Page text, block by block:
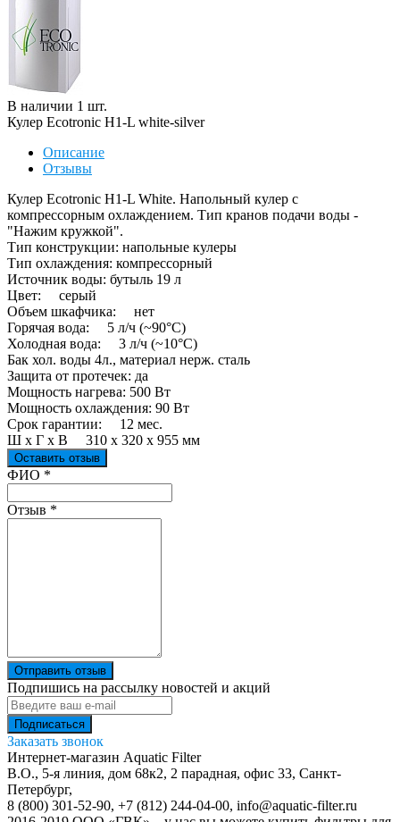
В наличии 1 шт.
Кулер Ecotronic H1-L white-silver
Описание
Отзывы
Кулер Ecotronic H1-L White. Напольный кулер с
компрессорным охлаждением. Тип кранов подачи воды -
"Нажим кружкой".
Тип конструкции: напольные кулеры
Тип охлаждения: компрессорный
Источник воды: бутыль 19 л
Цвет: серый
Объем шкафчика: нет
Горячая вода: 5 л/ч (~90°C)
Холодная вода: 3 л/ч (~10°C)
Бак хол. воды 4л., материал нерж. сталь
Защита от протечек: да
Мощность нагрева: 500 Вт
Мощность охлаждения: 90 Вт
Срок гарантии: 12 мес.
Ш х Г х В 310 х 320 х 955 мм
Оставить отзыв
Ваш отзыв был отправлен!
ФИО *
Отзыв *
Отправить отзыв
Подпишись на рассылку новостей и акций
Заказать звонок
Интернет-магазин Aquatic Filter
В.О., 5-я линия, дом 68к2, 2 парадная, офис 33, Санкт-
Петербург,
8 (800) 301-52-90, +7 (812) 244-04-00, info@aquatic-filter.ru